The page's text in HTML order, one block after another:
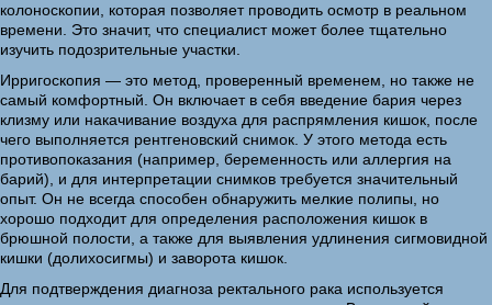
колоноскопии, которая позволяет проводить осмотр в реальном
времени. Это значит, что специалист может более тщательно
изучить подозрительные участки.
Ирригоскопия — это метод, проверенный временем, но также не
самый комфортный. Он включает в себя введение бария через
клизму или накачивание воздуха для распрямления кишок, после
чего выполняется рентгеновский снимок. У этого метода есть
противопоказания (например, беременность или аллергия на
барий), и для интерпретации снимков требуется значительный
опыт. Он не всегда способен обнаружить мелкие полипы, но
хорошо подходит для определения расположения кишок в
брюшной полости, а также для выявления удлинения сигмовидной
кишки (долихосигмы) и заворота кишок.
Для подтверждения диагноза ректального рака используется